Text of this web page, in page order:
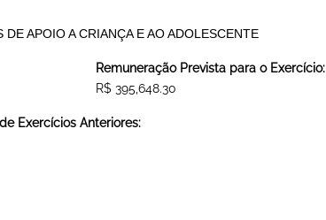
APOIO A CRIANÇA E AO ADOLESCENTE
Remuneração Prevista para o Exercício:
R$ 395,648.30
Exercícios Anteriores: